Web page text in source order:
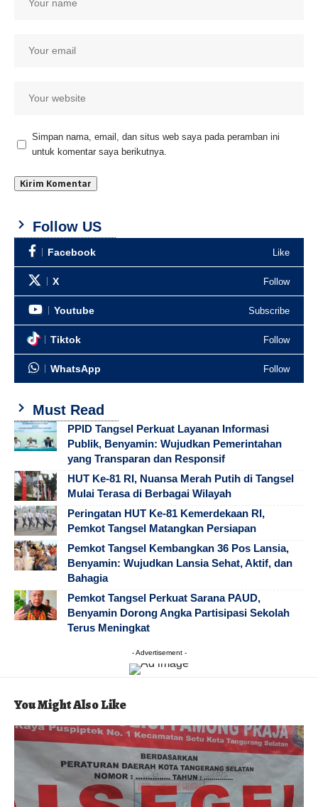
Simpan nama, email, dan situs web saya pada peramban ini
untuk komentar saya berikutnya.
Follow US
Facebook Like
X Follow
Youtube Subscribe
Tiktok Follow
WhatsApp Follow
Must Read
PPID Tangsel Perkuat Layanan Informasi
Publik, Benyamin: Wujudkan Pemerintahan
yang Transparan dan Responsif
HUT Ke-81 RI, Nuansa Merah Putih di Tangsel
Mulai Terasa di Berbagai Wilayah
Peringatan HUT Ke-81 Kemerdekaan RI,
Pemkot Tangsel Matangkan Persiapan
Pemkot Tangsel Kembangkan 36 Pos Lansia,
Benyamin: Wujudkan Lansia Sehat, Aktif, dan
Bahagia
Pemkot Tangsel Perkuat Sarana PAUD,
Benyamin Dorong Angka Partisipasi Sekolah
Terus Meningkat
- Advertisement -
You Might Also Like